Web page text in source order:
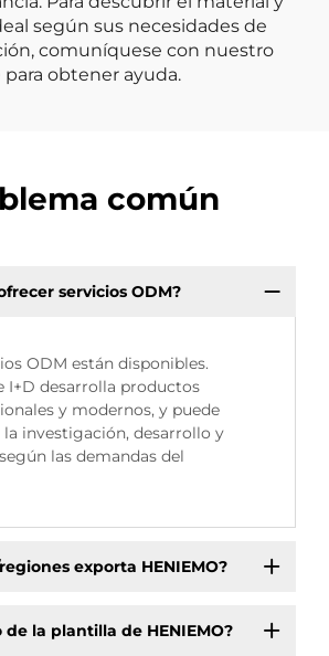
según sus necesidades de
comuníquese con nuestro
obtener ayuda.
común
servicios ODM?
ODM están disponibles.
I+D desarrolla productos
y modernos, y puede
la investigación, desarrollo y
las demandas del
exporta HENIEMO?
la plantilla de HENIEMO?